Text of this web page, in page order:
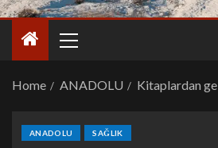
Home ANADOLU Kitaplardan
ANADOLU SAĞLIK